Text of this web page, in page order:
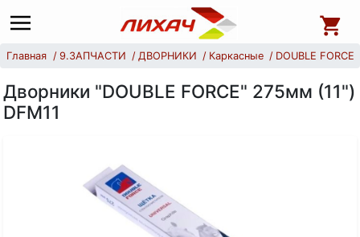
Главная 9.ЗАПЧАСТИ ДВОРНИКИ Каркасные DOUBLE FORCE
Дворники "DOUBLE FORCE" 275мм (11")
DFM11